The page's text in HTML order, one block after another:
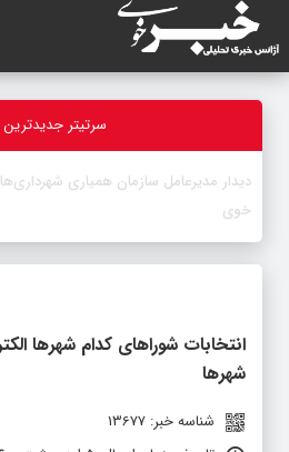
سرتیتر جدیدترین
-
انتخابات شوراهای کدام شهرها
شهرها
تاریخ و زمان ارسال: 5 اردیبهشت 1400 ساعت 09:33